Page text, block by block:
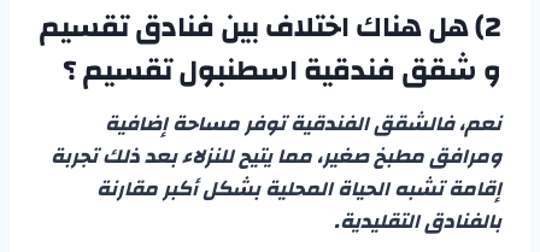
2) هل هناك اختلاف بين فنادق تقسيم
وشقق فندقية اسطنبول تقسيم؟
نعم، فالشقق الفندقية توفر مساحة إضافية
ومرافق مطبخ صغير، مما يتيح للنزلاء بعد ذلك تجربة
إقامة تشبه الحياة المحلية بشكل أكبر مقارنة
بالفنادق التقليدية.